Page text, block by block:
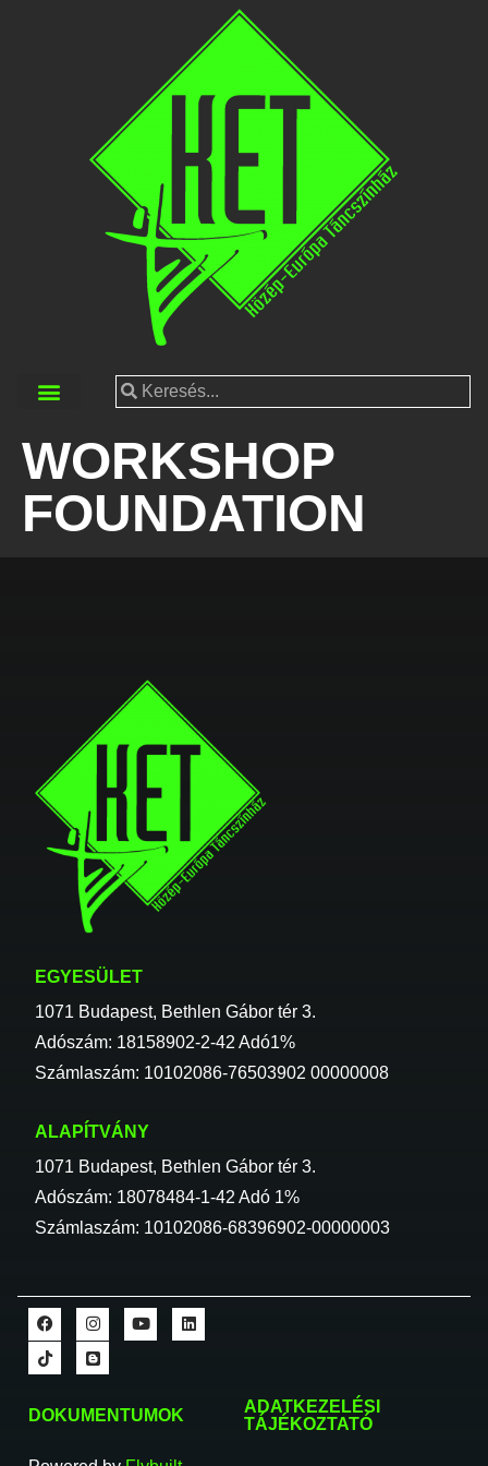
WORKSHOP
FOUNDATION
EGYESÜLET
1071 Budapest, Bethlen Gábor tér 3.
Adószám: 18158902-2-42 Adó1%
Számlaszám: 10102086-76503902 00000008
ALAPÍTVÁNY
1071 Budapest, Bethlen Gábor tér 3.
Adószám: 18078484-1-42 Adó 1%
Számlaszám: 10102086-68396902-00000003
DOKUMENTUMOK
ADATKEZELÉSI
TÁJÉKOZTATÓ